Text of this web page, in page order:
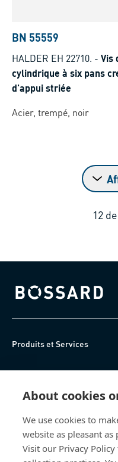
About cookies
We use cookies to
website as pleasant
Visit our Privacy
BN 55559
HALDER EH 22710. - Vis
cylindrique à six pans
d'appui striée
Acier, trempé, noir
12 de
Bossard homepage
Produits et Services
Centre de connaissances
Qui sommes-nous